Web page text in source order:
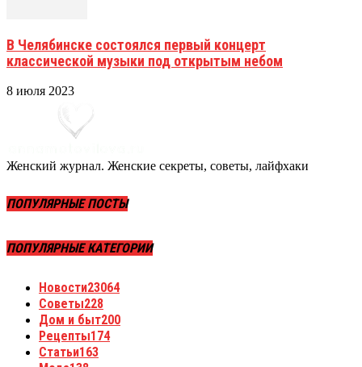
В Челябинске состоялся первый концерт
классической музыки под открытым небом
8 июля 2023
Женский журнал. Женские секреты, советы, лайфхаки
ПОПУЛЯРНЫЕ ПОСТЫ
ПОПУЛЯРНЫЕ КАТЕГОРИИ
Новости23064
Советы228
Дом и быт200
Рецепты174
Статьи163